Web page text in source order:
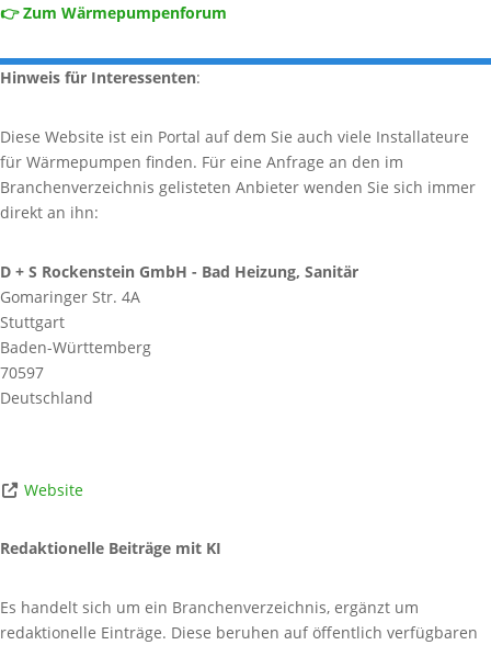
👉 Zum Wärmepumpenforum
Hinweis für Interessenten:
Diese Website ist ein Portal auf dem Sie auch viele Installateure
für Wärmepumpen finden. Für eine Anfrage an den im
Branchenverzeichnis gelisteten Anbieter wenden Sie sich immer
direkt an ihn:
D + S Rockenstein GmbH - Bad Heizung, Sanitär
Gomaringer Str. 4A
Stuttgart
Baden-Württemberg
70597
Deutschland
Website
Redaktionelle Beiträge mit KI
Es handelt sich um ein Branchenverzeichnis, ergänzt um
redaktionelle Einträge. Diese beruhen auf öffentlich verfügbaren